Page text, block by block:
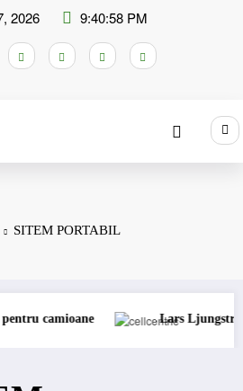
2026 9:40:58 PM
SITEM PORTABIL
camioane Lars Ljungström a